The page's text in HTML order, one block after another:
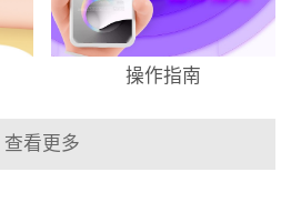
操作指南
查看更多